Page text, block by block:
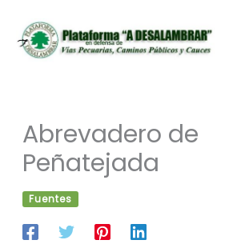
contenido
Abrevadero de
Peñatejada
Fuentes